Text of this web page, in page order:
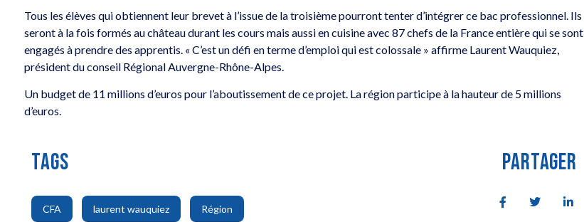
Tous les élèves qui obtiennent leur brevet à l’issue de la troisième pourront tenter d’intégrer ce bac professionnel. Ils
seront à la fois formés au château durant les cours mais aussi en cuisine avec 87 chefs de la France entière qui se sont
engagés à prendre des apprentis. « C’est un défi en terme d’emploi qui est colossale » affirme Laurent Wauquiez,
président du conseil Régional Auvergne-Rhône-Alpes.
Un budget de 11 millions d’euros pour l’aboutissement de ce projet. La région participe à la hauteur de 5 millions
d’euros.
TAGS
CFA
,
laurent wauquiez
,
Région
PARTAGER